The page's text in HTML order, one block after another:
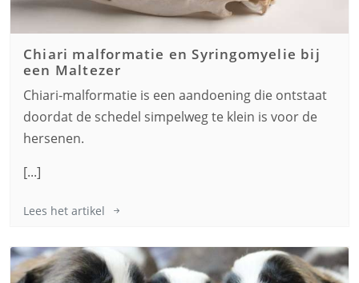
Chiari malformatie en Syringomyelie bij
een Maltezer
Chiari-malformatie is een aandoening die ontstaat
doordat de schedel simpelweg te klein is voor de
hersenen.
[...]
Lees het artikel